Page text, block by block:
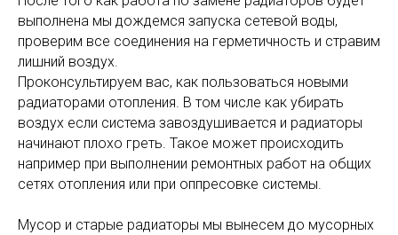
выполнена мы дождемся запуска сетевой воды,
проверим все соединения на герметичность и стравим
лишний воздух.
Проконсультируем вас, как пользоваться новыми
радиаторами отопления. В том числе как убирать
воздух если система завоздушивается и радиаторы
начинают плохо греть. Такое может происходить
например при выполнении ремонтных работ на общих
сетях отопления или при оппресовке системы.
Мусор и старые радиаторы мы вынесем до мусорных